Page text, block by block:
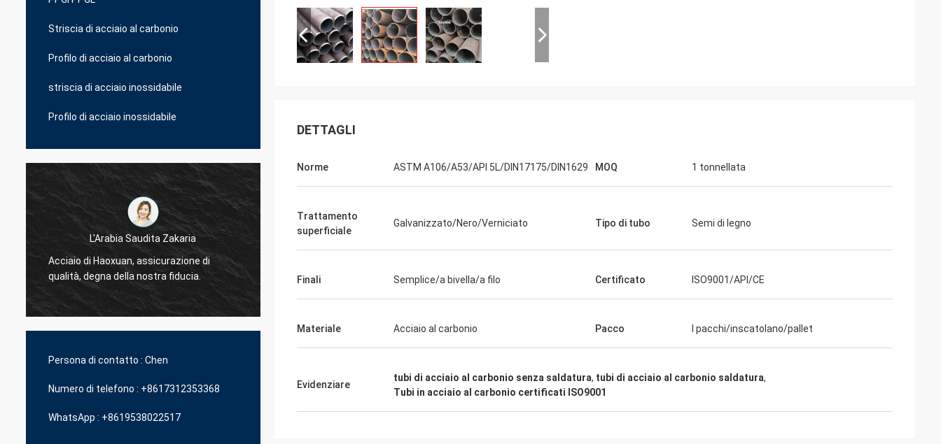
Striscia di acciaio al carbonio
Profilo di acciaio al carbonio
striscia di acciaio inossidabile
Profilo di acciaio inossidabile
L'Arabia Saudita Zakaria
Acciaio di Haoxuan, assicurazione di
qualità, degna della nostra fiducia.
L'Arabia Saudita Zakaria
qualità, degna della nostra fiducia.
Persona di contatto : Chen
Numero di telefono : +8617312353368
WhatsApp : +8619538022517
DETTAGLI
Norme ASTM A106/A53/API 5L/DIN17175/DIN1629 MOQ 1 tonnellata
Trattamento
superficiale
Galvanizzato/Nero/Verniciato Tipo di tubo Semi di legno
Finali Semplice/a bivella/a filo Certificato ISO9001/API/CE
Materiale Acciaio al carbonio Pacco I pacchi/inscatolano/pallet
Evidenziare
tubi di acciaio al carbonio senza saldatura, tubi di acciaio al carbonio saldatura,
Tubi in acciaio al carbonio certificati ISO9001